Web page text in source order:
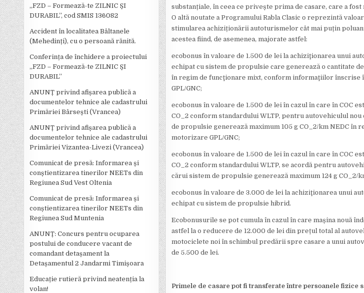
,,FZD – Formează-te ZILNIC ȘI
DURABIL’’, cod SMIS 136082
Accident în localitatea Bâltanele
(Mehedinți), cu o persoană rănită.
Conferința de închidere a proiectului
,,FZD – Formează-te ZILNIC ȘI
DURABIL’’
ANUNȚ privind afișarea publică a
documentelor tehnice ale cadastrului
Primăriei Bârsești (Vrancea)
ANUNȚ privind afișarea publică a
documentelor tehnice ale cadastrului
Primăriei Vizantea-Livezi (Vrancea)
Comunicat de presă: Informarea și
conștientizarea tinerilor NEETs din
Regiunea Sud Vest Oltenia
Comunicat de presă: Informarea și
conștientizarea tinerilor NEETs din
Regiunea Sud Muntenia
ANUNȚ: Concurs pentru ocuparea
postului de conducere vacant de
comandant detașament la
Detașamentul 2 Jandarmi Timișoara
Educație rutieră privind neatenția la
volan!
substanțiale, în ceea ce privește prima de casare, care a fost
O altă noutate a Programului Rabla Clasic o reprezintă
stimularea achiziționării autoturismelor cât mai puțin
acestea fiind, de asemenea, majorate astfel:
ecobonus în valoare de 1.500 de lei la achiziţionarea unui
echipat cu sistem de propulsie care generează o cantitate
în regim de funcţionare mixt, conform informaţiilor înscrise
GPL/GNC;
ecobonus în valoare de 1.500 de lei în cazul în care în COC
CO_2 conform standardului WLTP, pentru autovehiculul
de propulsie generează maximum 105 g CO_2/km NEDC în
motorizare GPL/GNC;
ecobonus în valoare de 1.500 de lei în cazul în care în COC
CO_2 conform standardului WLTP, se acordă pentru
cărui sistem de propulsie generează maximum 124 g CO_2/
ecobonus în valoare de 3.000 de lei la achiziţionarea unui
echipat cu sistem de propulsie hibrid.
Ecobonusurile se pot cumula în cazul în care mașina nouă
astfel la o reducere de 12.000 de lei din prețul total al
motociclete noi în schimbul predării spre casare a unui
de 5.500 de lei.
Primele de casare pot fi transferate între persoanele fizice